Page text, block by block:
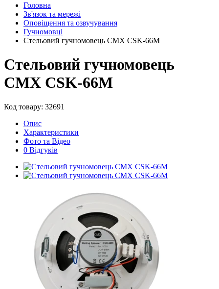
Головна
Зв'язок та мережі
Оповіщення та озвучування
Гучномовці
Стельовий гучномовець CMX CSK-66М
Стельовий гучномовець
CMX CSK-66М
Код товару: 32691
Опис
Характеристики
Фото та Відео
0 Відгуків